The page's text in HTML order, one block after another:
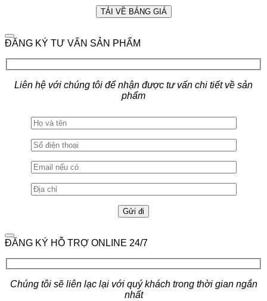
ĐĂNG KÝ TƯ VẤN SẢN PHẨM
Liên hệ với chúng tôi để nhận được tư vấn chi tiết về sản
phẩm
ĐĂNG KÝ HỖ TRỢ ONLINE 24/7
Chúng tôi sẽ liên lạc lại với quý khách trong thời gian ngắn
nhất